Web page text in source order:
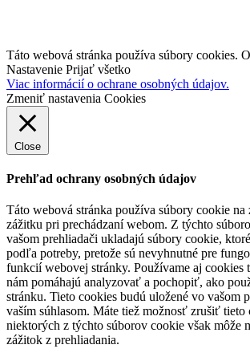
Táto webová stránka používa súbory cookies.
Nastavenie Prijať všetko
Viac informácií o ochrane osobných údajov.
Zmeniť nastavenia Cookies
Close
Prehľad ochrany osobných údajov
Táto webová stránka používa súbory cookie na
zážitku pri prechádzaní webom. Z týchto
vašom prehliadači ukladajú súbory cookie,
podľa potreby, pretože sú nevyhnutné pre
funkcií webovej stránky. Používame aj cookies
nám pomáhajú analyzovať a pochopiť, ako
stránku. Tieto cookies budú uložené vo vašom
vaším súhlasom. Máte tiež možnosť zrušiť tieto
niektorých z týchto súborov cookie však môže
zážitok z prehliadania.